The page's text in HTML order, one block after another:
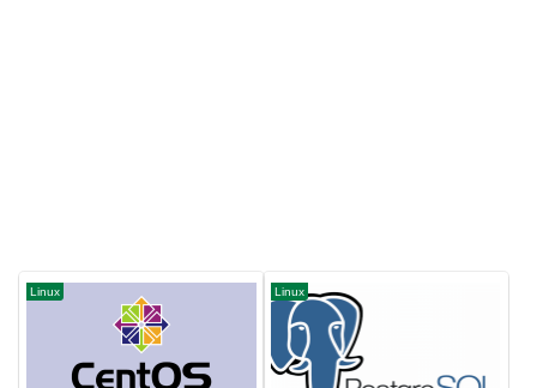
Linux Linux